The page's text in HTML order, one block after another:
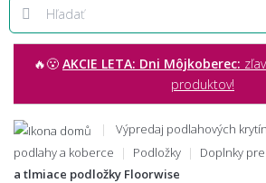
🔥😮 AKCIE LETA: Dni Môjkoberec:
produktov!
Výpredaj podlahových krytín
podlahy a koberce
Podložky Doplnky
a tlmiace podložky Floorwise